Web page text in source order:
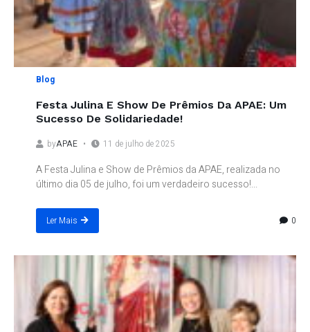
Blog
Festa Julina E Show De Prêmios Da APAE: Um
Sucesso De Solidariedade!
byAPAE 11 de julho de 2025
A Festa Julina e Show de Prêmios da APAE, realizada no
último dia 05 de julho, foi um verdadeiro sucesso!...
Ler Mais 0